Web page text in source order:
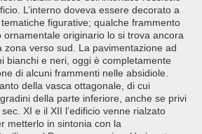
L’interno doveva essere decorato a
figurative; qualche frammento
ornamentale originario lo si trova ancora
zona verso sud. La pavimentazione ad
bianchi e neri, oggi è completamente
di alcuni frammenti nelle absidiole.
della vasca ottagonale, di cui
della parte inferiore, anche se privi
XI e il XII l’edificio venne rialzato
metterlo in sintonia con la